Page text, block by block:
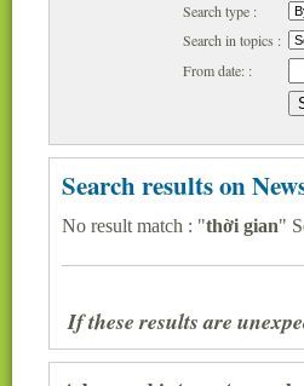
Search type :
Search in topics :
From date: :
Search results on
No result match : "thời gian"
If these results are